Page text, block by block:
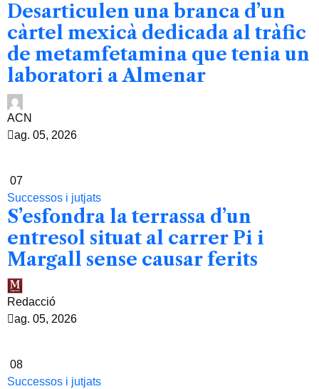
Desarticulen una branca d’un
càrtel mexicà dedicada al tràfic
de metamfetamina que tenia un
laboratori a Almenar
ACN
ag. 05, 2026
07
Successos i jutjats
S’esfondra la terrassa d’un
entresol situat al carrer Pi i
Margall sense causar ferits
Redacció
ag. 05, 2026
08
Successos i jutjats